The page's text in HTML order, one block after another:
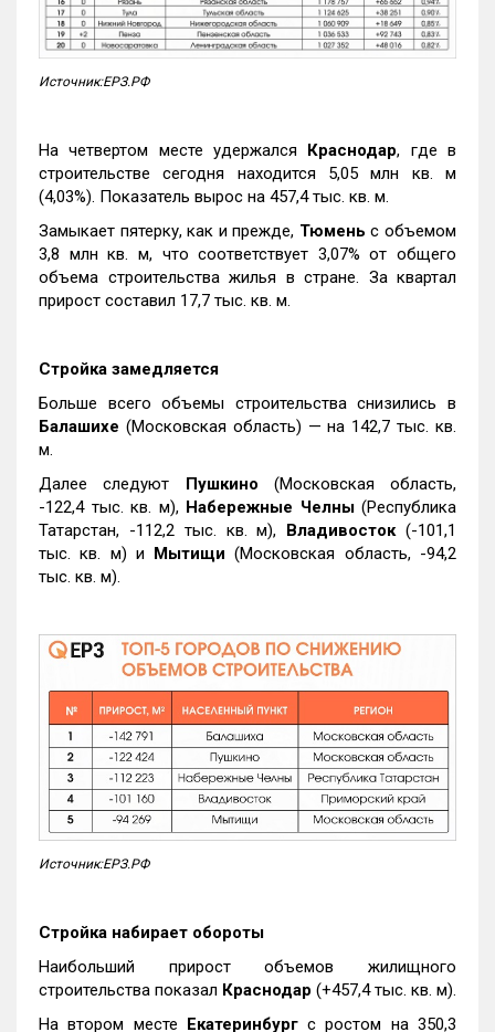
Источник:ЕРЗ.РФ
На четвертом месте удержался Краснодар, где в
строительстве сегодня находится 5,05 млн кв. м
(4,03%). Показатель вырос на 457,4 тыс. кв. м.
Замыкает пятерку, как и прежде, Тюмень с объемом
3,8 млн кв. м, что соответствует 3,07% от общего
объема строительства жилья в стране. За квартал
прирост составил 17,7 тыс. кв. м.
Стройка замедляется
Больше всего объемы строительства снизились в
Балашихе (Московская область) — на 142,7 тыс. кв.
м.
Далее следуют Пушкино (Московская область,
-122,4 тыс. кв. м), Набережные Челны(Республика
Татарстан, -112,2 тыс. кв. м), Владивосток(-101,1
тыс. кв. м) и Мытищи (Московская область, -94,2
тыс. кв. м).
Источник:ЕРЗ.РФ
Стройка набирает обороты
Наибольший прирост объемов жилищного
строительства показал Краснодар (+457,4 тыс. кв. м).
На втором месте Екатеринбургс ростом на 350,3